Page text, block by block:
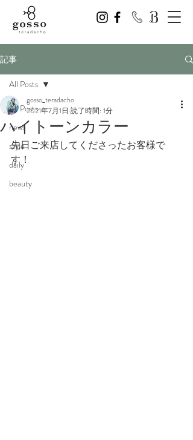
記事
All Posts
news
style
daily
beauty
All Posts
ハイトーンカラー
gosso_teradacho
2021年7月1日 読了時間: 1分
先日ご来店してくださったお客様で
す！